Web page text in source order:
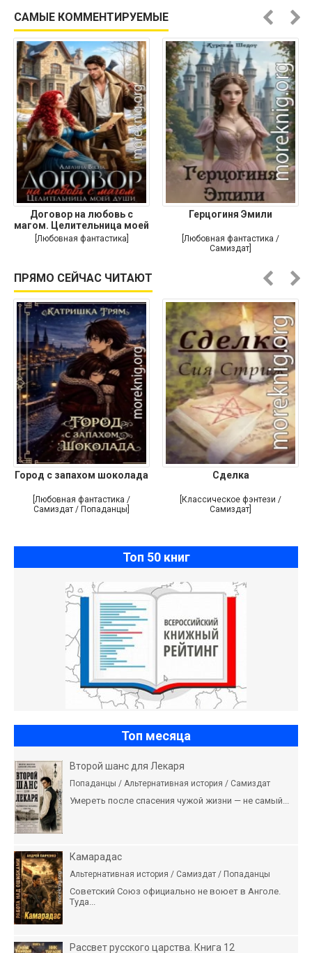
САМЫЕ КОММЕНТИРУЕМЫЕ
Договор на любовь с
магом. Целительница моей
души
[Любовная фантастика]
Герцогиня Эмили
[Любовная фантастика /
Самиздат]
ПРЯМО СЕЙЧАС ЧИТАЮТ
Город с запахом шоколада
[Любовная фантастика /
Самиздат / Попаданцы]
Сделка
[Классическое фэнтези /
Самиздат]
Топ 50 книг
Топ месяца
Второй шанс для Лекаря
Попаданцы / Альтернативная история / Самиздат
Умереть после спасения чужой жизни — не самый...
Камарадас
Альтернативная история / Самиздат / Попаданцы
Советский Союз официально не воюет в Анголе.
Туда...
Рассвет русского царства. Книга 12